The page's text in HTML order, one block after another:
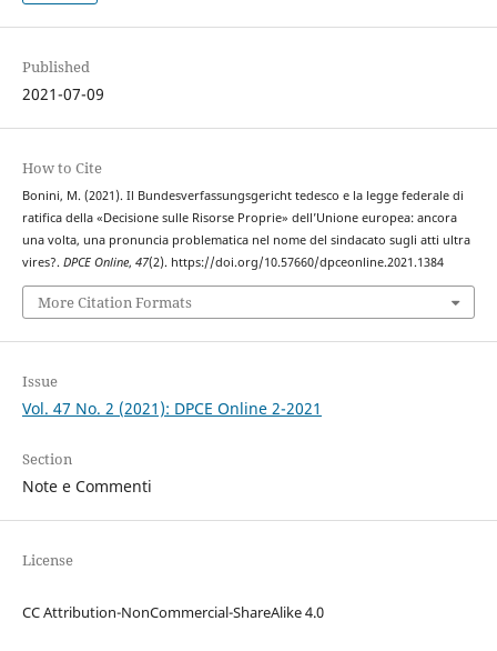
Published
2021-07-09
How to Cite
Bonini, M. (2021). Il Bundesverfassungsgericht tedesco e la legge federale di
ratifica della «Decisione sulle Risorse Proprie» dell’Unione europea: ancora
una volta, una pronuncia problematica nel nome del sindacato sugli atti ultra
vires?. DPCE Online, 47(2). https://doi.org/10.57660/dpceonline.2021.1384
More Citation Formats
Issue
Vol. 47 No. 2 (2021): DPCE Online 2-2021
Section
Note e Commenti
License
CC Attribution-NonCommercial-ShareAlike 4.0